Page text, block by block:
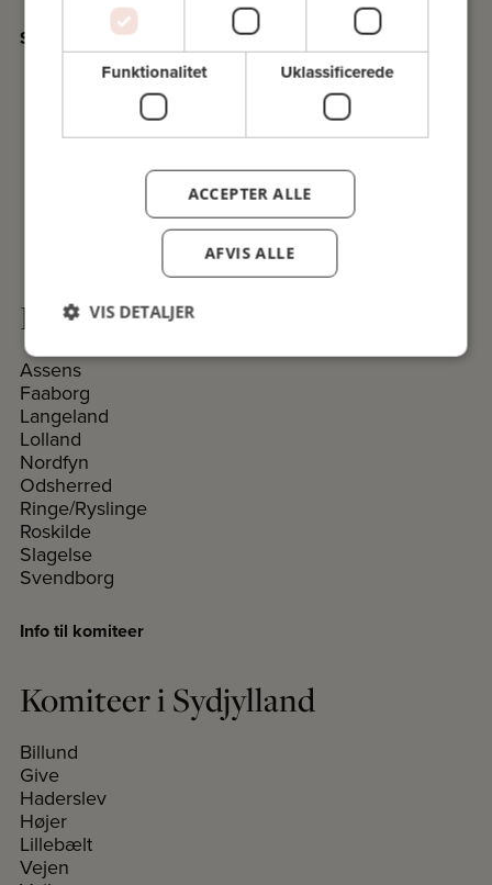
Se det nyeste program i PDF
Komiteer på Fyn og øerne
Assens
Faaborg
Langeland
Lolland
Nordfyn
Odsherred
Ringe/Ryslinge
Roskilde
Slagelse
Svendborg
Info til komiteer
Komiteer i Sydjylland
Billund
Give
Haderslev
Højer
Lillebælt
Vejen
Funktionalitet Uklassificerede
ACCEPTER ALLE
AFVIS ALLE
VIS DETALJER